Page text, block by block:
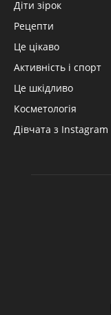
Діти зірок
Рецепти
Це цікаво
Активність і спорт
Це шкідливо
Косметологія
Дівчата з Instagram